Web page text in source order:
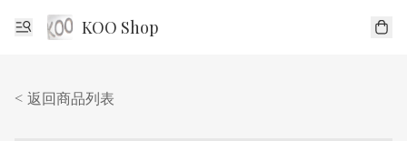
KOO Shop
< 返回商品列表